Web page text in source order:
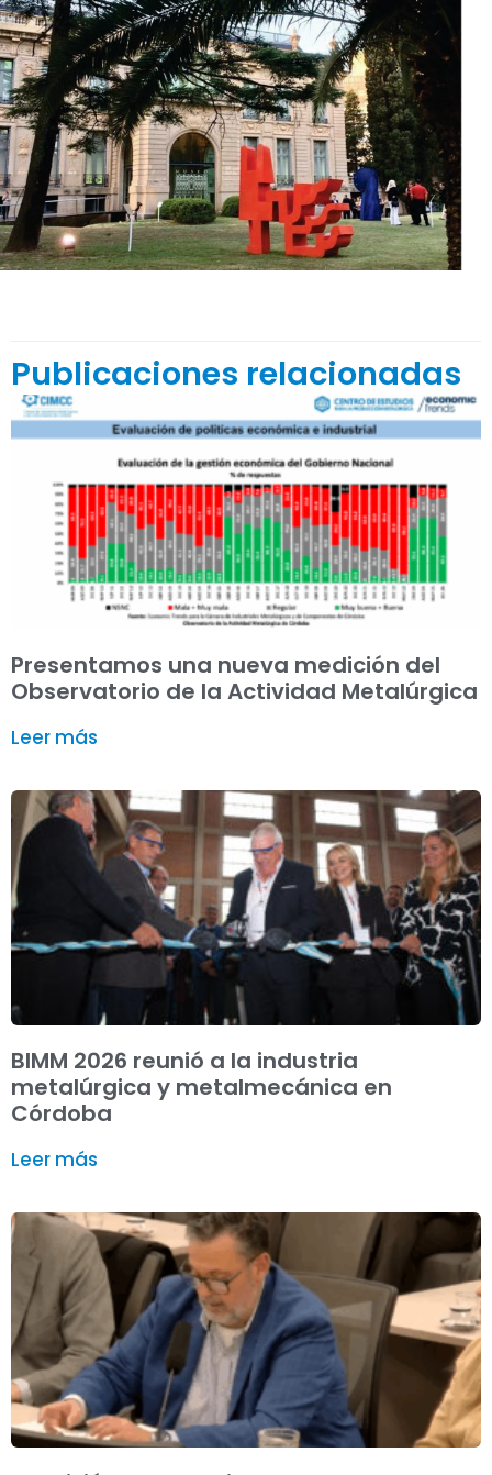
Publicaciones relacionadas
Presentamos una nueva medición del
Observatorio de la Actividad Metalúrgica
Leer más
BIMM 2026 reunió a la industria
metalúrgica y metalmecánica en
Córdoba
Leer más